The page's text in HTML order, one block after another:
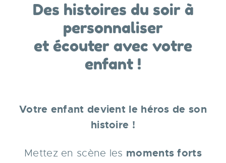
Des histoires du soir à
personnaliser
et écouter avec votre
enfant !
Votre enfant devient le héros de son
histoire !
Mettez en scène les moments forts